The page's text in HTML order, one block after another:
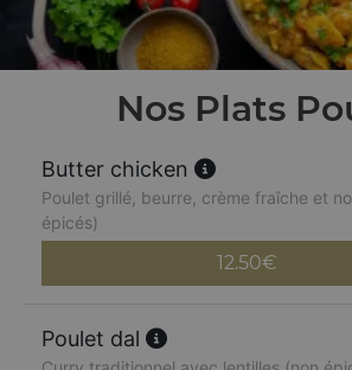
Nos Plats
Butter chicken
Poulet grillé, beurre, crème fraîche et
épicés)
12.50€
Poulet dal